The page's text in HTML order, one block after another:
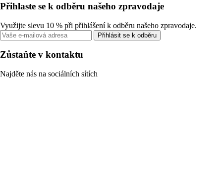
Přihlaste se k odběru našeho zpravodaje
Využijte slevu 10 % při přihlášení k odběru našeho zpravodaje.
Přihlásit se k odběru
Zůstaňte v kontaktu
Najděte nás na sociálních sítích